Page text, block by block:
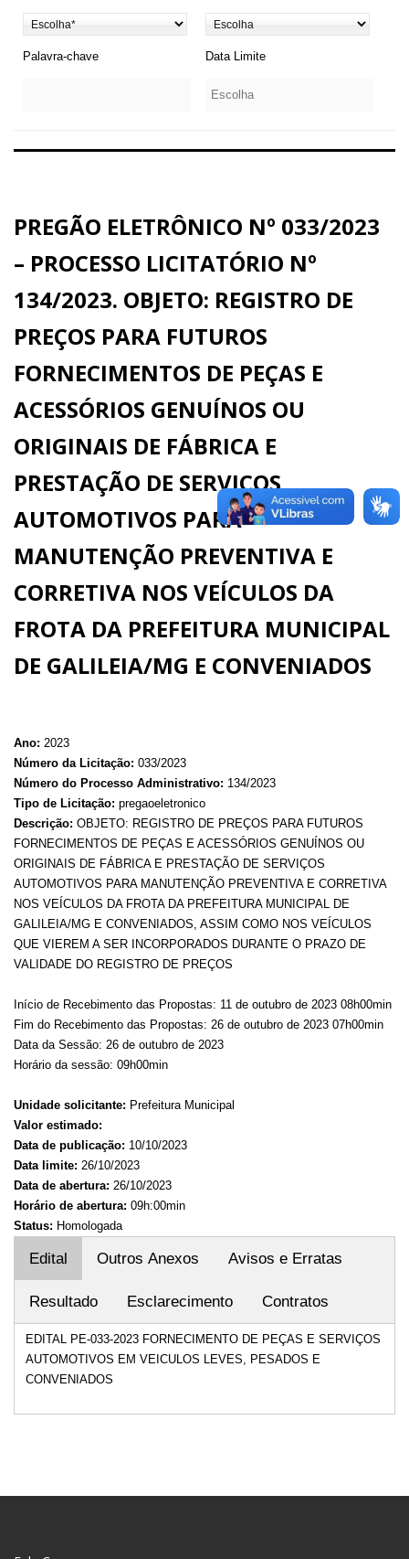
Palavra-chave Data Limite
PREGÃO ELETRÔNICO Nº 033/2023
– PROCESSO LICITATÓRIO Nº
134/2023. OBJETO: REGISTRO DE
PREÇOS PARA FUTUROS
FORNECIMENTOS DE PEÇAS E
ACESSÓRIOS GENUÍNOS OU
ORIGINAIS DE FÁBRICA E
PRESTAÇÃO DE SERVIÇOS
AUTOMOTIVOS PARA
MANUTENÇÃO PREVENTIVA E
CORRETIVA NOS VEÍCULOS DA
FROTA DA PREFEITURA MUNICIPAL
DE GALILEIA/MG E CONVENIADOS
Ano: 2023
Número da Licitação: 033/2023
Número do Processo Administrativo: 134/2023
Tipo de Licitação: pregaoeletronico
Descrição: OBJETO: REGISTRO DE PREÇOS PARA FUTUROS
FORNECIMENTOS DE PEÇAS E ACESSÓRIOS GENUÍNOS OU
ORIGINAIS DE FÁBRICA E PRESTAÇÃO DE SERVIÇOS
AUTOMOTIVOS PARA MANUTENÇÃO PREVENTIVA E CORRETIVA
NOS VEÍCULOS DA FROTA DA PREFEITURA MUNICIPAL DE
GALILEIA/MG E CONVENIADOS, ASSIM COMO NOS VEÍCULOS
QUE VIEREM A SER INCORPORADOS DURANTE O PRAZO DE
VALIDADE DO REGISTRO DE PREÇOS
Início de Recebimento das Propostas: 11 de outubro de 2023 08h00min
Fim do Recebimento das Propostas: 26 de outubro de 2023 07h00min
Data da Sessão: 26 de outubro de 2023
Horário da sessão: 09h00min
Unidade solicitante: Prefeitura Municipal
Valor estimado:
Data de publicação: 10/10/2023
Data limite: 26/10/2023
Data de abertura: 26/10/2023
Horário de abertura: 09h:00min
Status: Homologada
Edital Outros Anexos Avisos e Erratas
Resultado Esclarecimento Contratos
EDITAL PE-033-2023 FORNECIMENTO DE PEÇAS E SERVIÇOS
AUTOMOTIVOS EM VEICULOS LEVES, PESADOS E
CONVENIADOS